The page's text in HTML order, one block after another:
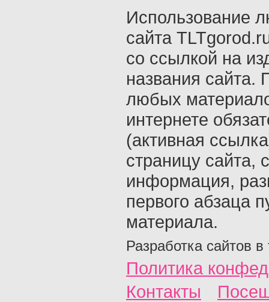
Использование
сайта
со ссылкой на
названия сайта.
любых
интернете
(активная
страницу сайта,
информация,
первого абзаца
материала.
Разработка сайтов в
Политика
Контакты